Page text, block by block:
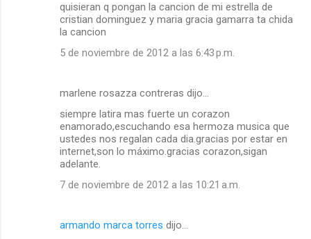
quisieran q pongan la cancion de mi estrella de
cristian dominguez y maria gracia gamarra ta chida
la cancion
5 de noviembre de 2012 a las 6:43 p.m.
marlene rosazza contreras dijo…
siempre latira mas fuerte un corazon
enamorado,escuchando esa hermoza musica que
ustedes nos regalan cada dia.gracias por estar en
internet,son lo máximo.gracias corazon,sigan
adelante.
7 de noviembre de 2012 a las 10:21 a.m.
armando marca torres dijo…